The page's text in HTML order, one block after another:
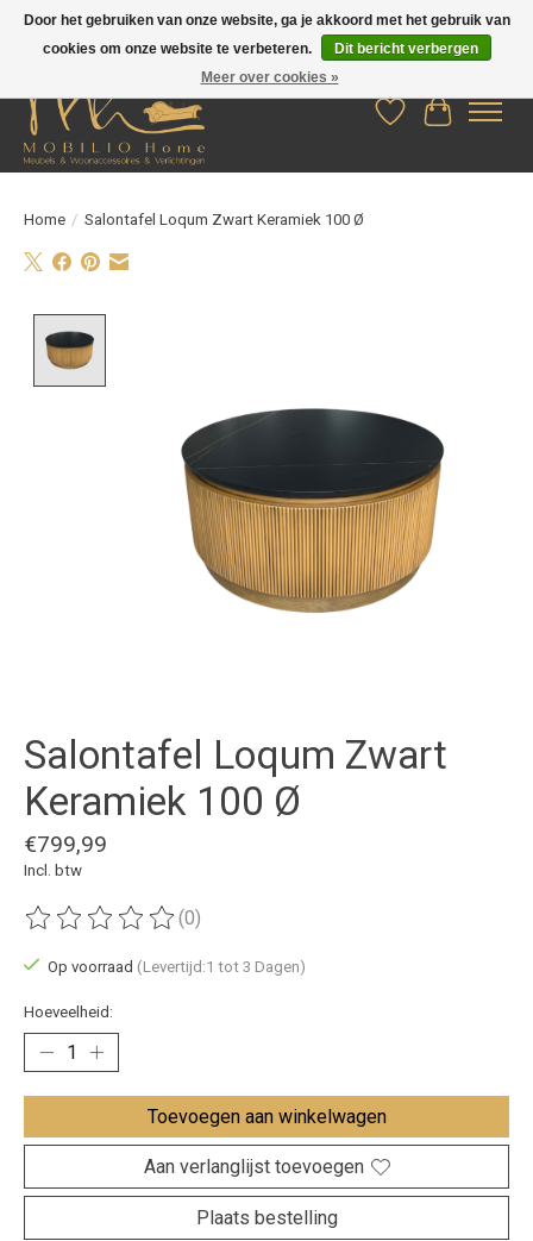
Verlanglijst
Home / Salontafel Loqum Zwart Keramiek 100 Ø
Salontafel Loqum Zwart
Keramiek 100 Ø
€799,99
Incl. btw
De beoordeling van dit product is
(0)
Op voorraad (Levertijd:1 tot 3 Dagen)
Hoeveelheid:
Toevoegen aan winkelwagen
Aan verlanglijst toevoegen
Plaats bestelling
Door het gebruiken van onze website, ga je akkoord met het gebruik van
cookies om onze website te verbeteren.
Dit bericht verbergen
Meer over cookies »